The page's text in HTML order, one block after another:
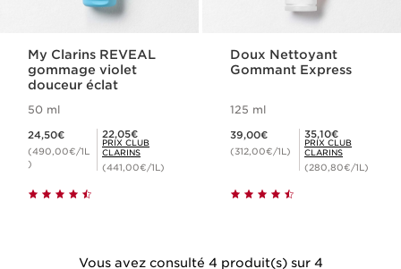
My Clarins REVEAL
gommage violet
douceur éclat
50 ml
24,50€
(490,00€/1L
)
Prix Club Clarins 22,05€
22,05€
PRIX CLUB
CLARINS
(441,00€/1L)
Doux Nettoyant
Gommant Express
125 ml
39,00€
(312,00€/1L)
Prix Club Clarins 35,10€
35,10€
PRIX CLUB
CLARINS
(280,80€/1L)
Vous avez consulté 4 produit(s) sur 4